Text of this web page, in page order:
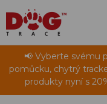
📢 Vyberte svému
pomůcku, chytrý
produkty nyní s